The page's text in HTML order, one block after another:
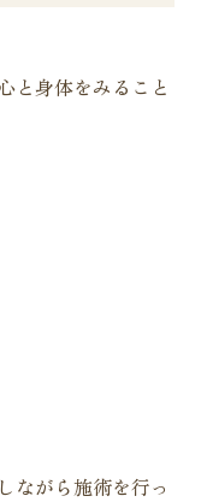
と身体をみること
ながら施術を行っ